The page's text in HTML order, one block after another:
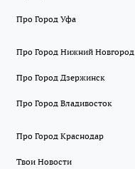
Про Город Уфа
Про Город Нижний Новгород
Про Город Дзержинск
Про Город Владивосток
Про Город Краснодар
Твои Новости